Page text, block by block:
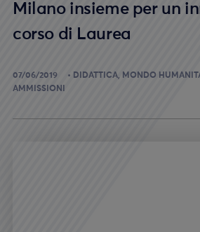
Milano insieme per un
corso di Laurea
07/06/2019 DIDATTICA MONDO
AMMISSIONI